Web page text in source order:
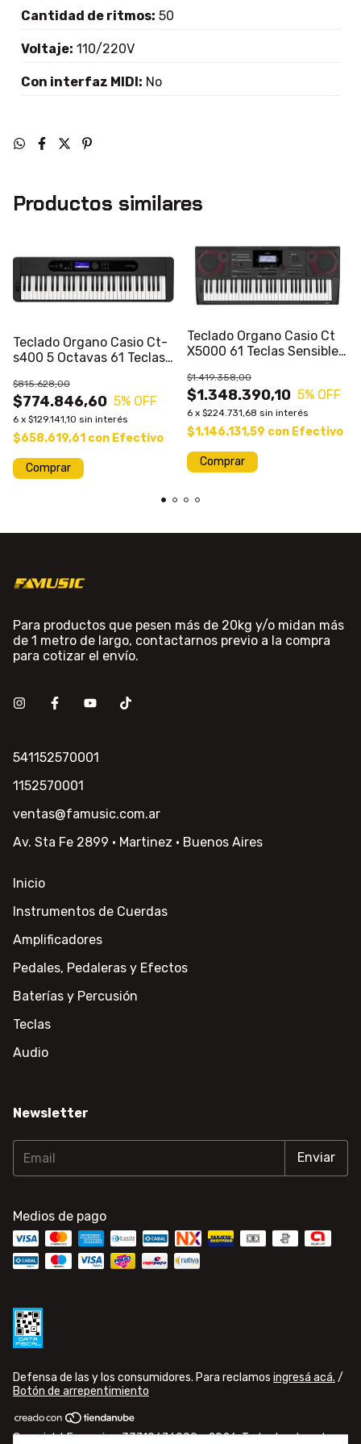
Cantidad de ritmos: 50
Voltaje: 110/220V
Con interfaz MIDI: No
Productos similares
Teclado Organo Casio Ct-
s400 5 Octavas 61 Teclas
$774.846,60
$815.628,00
5% OFF
6 x $129.141,10 sin interés
$658.619,61 con Efectivo
Teclado Organo Casio Ct
X5000 61 Teclas Sensibles
$1.348.390,10
$1.419.358,00
5% OFF
6 x $224.731,68 sin interés
$1.146.131,59 con Efectivo
Comprar
Para productos que pesen más de 20kg y/o midan más
de 1 metro de largo, contactarnos previo a la compra
para cotizar el envío.
541152570001
1152570001
ventas@famusic.com.ar
Av. Sta Fe 2899 · Martinez · Buenos Aires
Inicio
Instrumentos de Cuerdas
Amplificadores
Pedales, Pedaleras y Efectos
Baterías y Percusión
Teclas
Audio
Newsletter
Medios de pago
Defensa de las y los consumidores. Para reclamos ingresá acá. /
Botón de arrepentimiento
Copyright Famusic - 33710676009 - 2026. Todos los derechos